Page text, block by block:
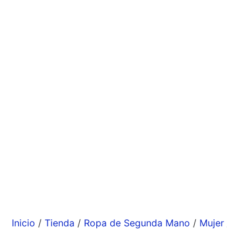
Inicio / Tienda / Ropa de Segunda Mano / Mujer